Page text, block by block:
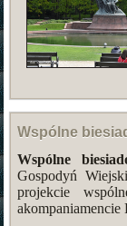
Wspólne
Wspólne
Gospodyń
projekcie
akompaniamencie